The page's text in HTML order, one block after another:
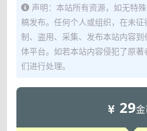
声明：本站所有资源，如无特
稿发布。任何个人或组织，在未
制、盗用、采集、发布本站内容
体平台。如若本站内容侵犯了原
们进行处理。
29